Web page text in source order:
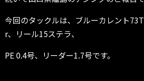
今回のタックルは、ブルーカレント
r、リール15ステラ、
PE 0.4号、リーダー1.7号です。